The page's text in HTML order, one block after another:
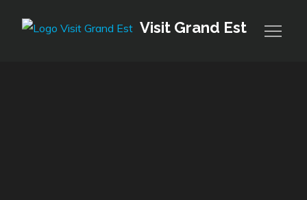
Visit Grand Est